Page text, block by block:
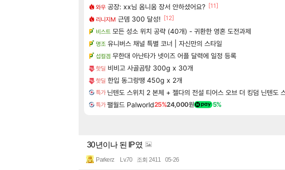
와우 공장: xx님 옴니움 장서 안하셨어요? [11]
리니지M 근뎀 300 달성! [12]
비스트 모든 성소 위치 공략 (40개) - 귀환한 영혼 도전과제
명조 유니버스 채널 특별 코너 | 자신만의 스타일
섭컬겜 무한대 아난타가 넷이즈 어플 달력에 일정 등록
핫딜 비비고 사골곰탕 300g x 30개
핫딜 한입 동그랑땡 450g x 2개
특가
특가 팰월드 Palworld25%24,000원 5%
30년이나 된 IP였
Parkerz Lv.70 조회 2411 05-26